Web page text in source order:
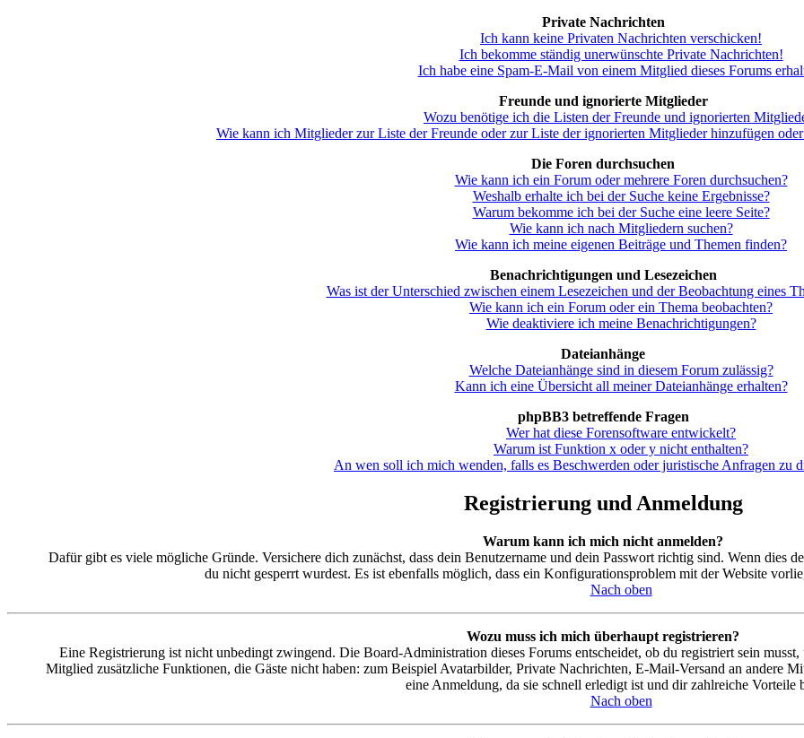
Private Nachrichten
Ich kann keine Privaten Nachrichten verschicken!
Ich bekomme ständig unerwünschte Private Nachrichten!
Ich habe eine Spam-E-Mail von einem Mitglied dieses Forums
Freunde und ignorierte Mitglieder
Wozu benötige ich die Listen der Freunde und ignorierten
Wie kann ich Mitglieder zur Liste der Freunde oder zur Liste der ignorierten Mitglieder hinzufügen
Die Foren durchsuchen
Wie kann ich ein Forum oder mehrere Foren durchsuchen?
Weshalb erhalte ich bei der Suche keine Ergebnisse?
Warum bekomme ich bei der Suche eine leere Seite?
Wie kann ich nach Mitgliedern suchen?
Wie kann ich meine eigenen Beiträge und Themen finden?
Benachrichtigungen und Lesezeichen
Was ist der Unterschied zwischen einem Lesezeichen und der Beobachtung eines
Wie kann ich ein Forum oder ein Thema beobachten?
Wie deaktiviere ich meine Benachrichtigungen?
Dateianhänge
Welche Dateianhänge sind in diesem Forum zulässig?
Kann ich eine Übersicht all meiner Dateianhänge erhalten?
phpBB3 betreffende Fragen
Wer hat diese Forensoftware entwickelt?
Warum ist Funktion x oder y nicht enthalten?
An wen soll ich mich wenden, falls es Beschwerden oder juristische Anfragen zu
Registrierung und Anmeldung
Warum kann ich mich nicht anmelden?
Dafür gibt es viele mögliche Gründe. Versichere dich zunächst, dass dein Benutzername und dein Passwort richtig sind. Wenn dies
du nicht gesperrt wurdest. Es ist ebenfalls möglich, dass ein Konfigurationsproblem mit der Website
Nach oben
Wozu muss ich mich überhaupt registrieren?
Eine Registrierung ist nicht unbedingt zwingend. Die Board-Administration dieses Forums entscheidet, ob du registriert sein
Mitglied zusätzliche Funktionen, die Gäste nicht haben: zum Beispiel Avatarbilder, Private Nachrichten, E-Mail-Versand an andere
eine Anmeldung, da sie schnell erledigt ist und dir zahlreiche Vorteile
Nach oben